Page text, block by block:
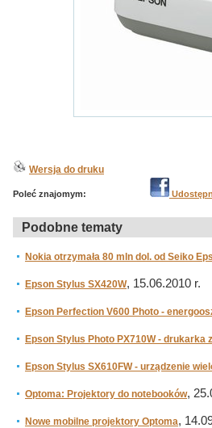
Wersja do druku
Poleć znajomym:
Podobne tematy
Nokia otrzymała 80 mln dol. od Seiko
Epson Stylus SX420W, 15.06.2010 r.
Epson Perfection V600 Photo -
Epson Stylus Photo PX710W - drukarka
Epson Stylus SX610FW - urządzenie
Optoma: Projektory do notebooków,
Nowe mobilne projektory Optoma,